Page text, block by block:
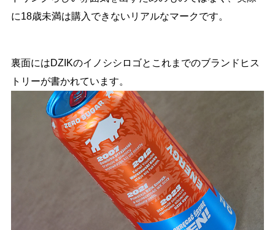
に18歳未満は購入できないリアルなマークです。
裏面にはDZIKのイノシシロゴとこれまでのブランドヒス
トリーが書かれています。